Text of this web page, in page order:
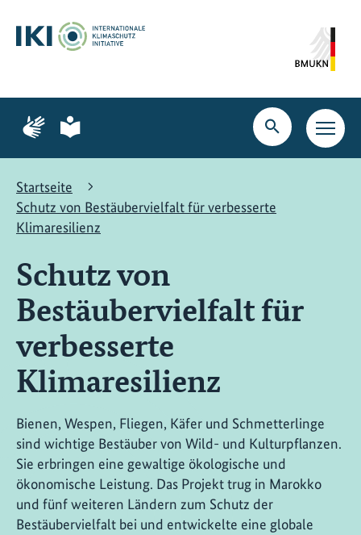
Hauptinhalt
springen
Suche
springen
Hauptnavigation
springen
Zur
Seite
Gebärdensprache
Zur
Seite
leichte
Suche
öffnen
Startseite
Schutz von Bestäubervielfalt für verbesserte
Klimaresilienz
Schutz von
Bestäubervielfalt für
verbesserte
Klimaresilienz
Bienen, Wespen, Fliegen, Käfer und Schmetterlinge
sind wichtige Bestäuber von Wild- und Kulturpflanzen.
Sie erbringen eine gewaltige ökologische und
ökonomische Leistung. Das Projekt trug in Marokko
und fünf weiteren Ländern zum Schutz der
Bestäubervielfalt bei und entwickelte eine globale